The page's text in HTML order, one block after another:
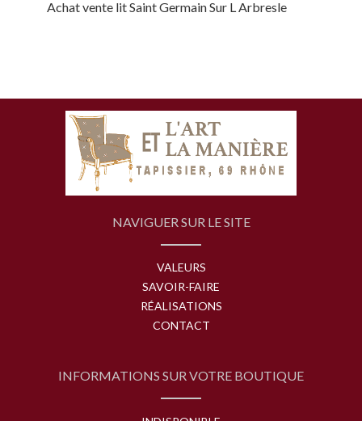
Achat vente lit Saint Germain Sur L Arbresle
NAVIGUER SUR LE SITE
VALEURS
SAVOIR-FAIRE
RÉALISATIONS
CONTACT
INFORMATIONS SUR VOTRE BOUTIQUE